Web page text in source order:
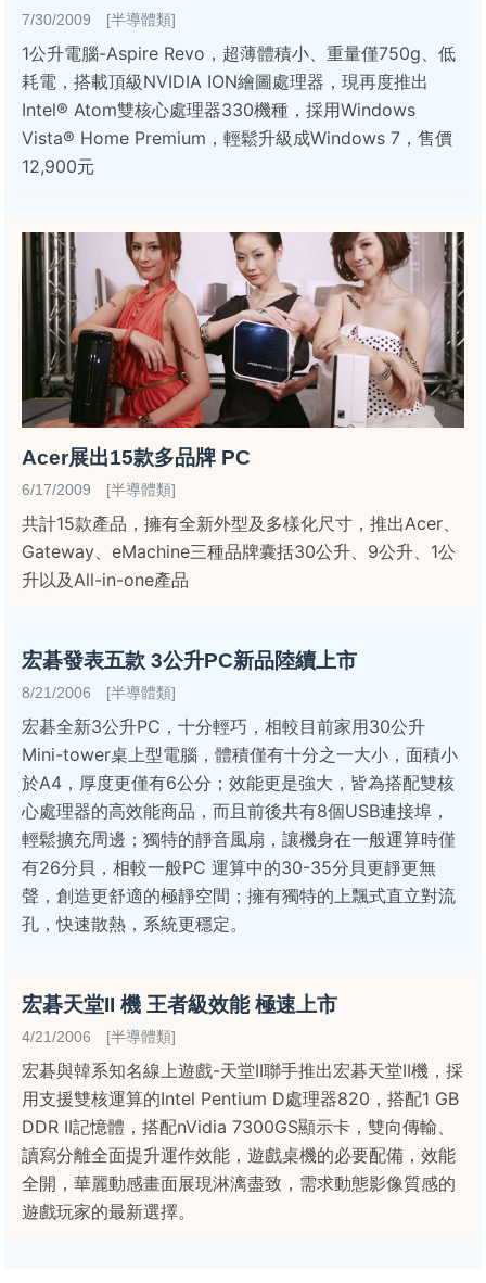
7/30/2009 [半導體類]
1公升電腦-Aspire Revo，超薄體積小、重量僅750g、低
耗電，搭載頂級NVIDIA ION繪圖處理器，現再度推出
Intel® Atom雙核心處理器330機種，採用Windows
Vista® Home Premium，輕鬆升級成Windows 7，售價
12,900元
Acer展出15款多品牌 PC
6/17/2009 [半導體類]
共計15款產品，擁有全新外型及多樣化尺寸，推出Acer、
Gateway、eMachine三種品牌囊括30公升、9公升、1公
升以及All-in-one產品
宏碁發表五款 3公升PC新品陸續上市
8/21/2006 [半導體類]
宏碁全新3公升PC，十分輕巧，相較目前家用30公升
Mini-tower桌上型電腦，體積僅有十分之一大小，面積小
於A4，厚度更僅有6公分；效能更是強大，皆為搭配雙核
心處理器的高效能商品，而且前後共有8個USB連接埠，
輕鬆擴充周邊；獨特的靜音風扇，讓機身在一般運算時僅
有26分貝，相較一般PC 運算中的30-35分貝更靜更無
聲，創造更舒適的極靜空間；擁有獨特的上飄式直立對流
孔，快速散熱，系統更穩定。
宏碁天堂II 機 王者級效能 極速上市
4/21/2006 [半導體類]
宏碁與韓系知名線上遊戲-天堂II聯手推出宏碁天堂II機，採
用支援雙核運算的Intel Pentium D處理器820，搭配1 GB
DDR II記憶體，搭配nVidia 7300GS顯示卡，雙向傳輸、
讀寫分離全面提升運作效能，遊戲桌機的必要配備，效能
全開，華麗動感畫面展現淋漓盡致，需求動態影像質感的
遊戲玩家的最新選擇。